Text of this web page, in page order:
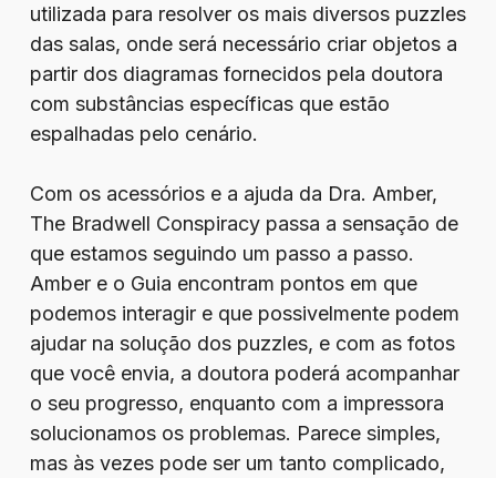
utilizada para resolver os mais diversos puzzles
das salas, onde será necessário criar objetos a
partir dos diagramas fornecidos pela doutora
com substâncias específicas que estão
espalhadas pelo cenário.
Com os acessórios e a ajuda da Dra. Amber,
The Bradwell Conspiracy passa a sensação de
que estamos seguindo um passo a passo.
Amber e o Guia encontram pontos em que
podemos interagir e que possivelmente podem
ajudar na solução dos puzzles, e com as fotos
que você envia, a doutora poderá acompanhar
o seu progresso, enquanto com a impressora
solucionamos os problemas. Parece simples,
mas às vezes pode ser um tanto complicado,